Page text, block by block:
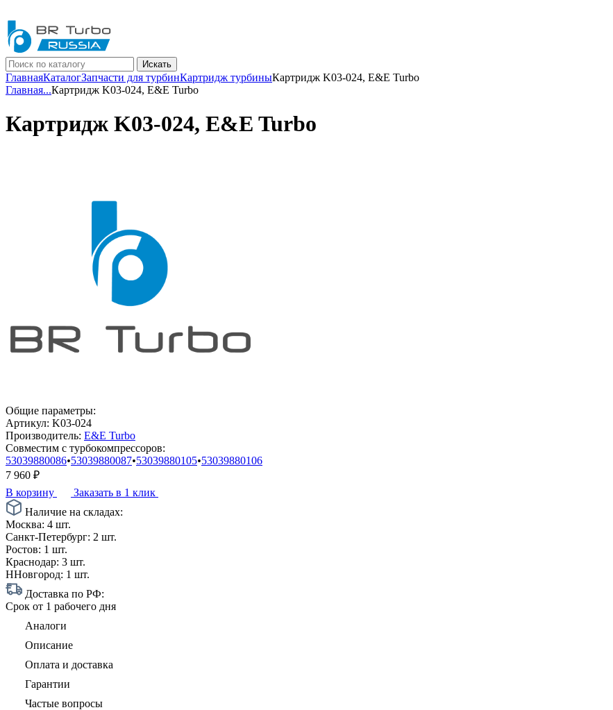
Искать
ГлавнаяКаталогЗапчасти для турбинКартридж турбиныКартридж K03-024, E&E Turbo
Главная...Картридж K03-024, E&E Turbo
Картридж K03-024, E&E Turbo
Общие параметры:
Артикул: K03-024
Производитель: E&E Turbo
Совместим с турбокомпрессоров:
53039880086•53039880087•53039880105•53039880106
7 960 ₽
В корзину
Заказать в 1 клик
Наличие на складах:
Москва: 4 шт.
Санкт-Петербург: 2 шт.
Ростов: 1 шт.
Краснодар: 3 шт.
ННовгород: 1 шт.
Доставка по РФ:
Срок от 1 рабочего дня
Аналоги
Описание
Оплата и доставка
Гарантии
Частые вопросы